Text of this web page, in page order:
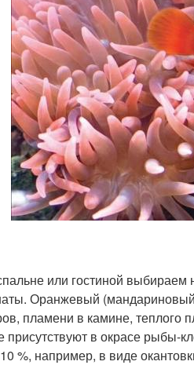
или гостиной
Оранжевый
пламени в камине, теплого
в окрасе рыбы-
%, например, в виде